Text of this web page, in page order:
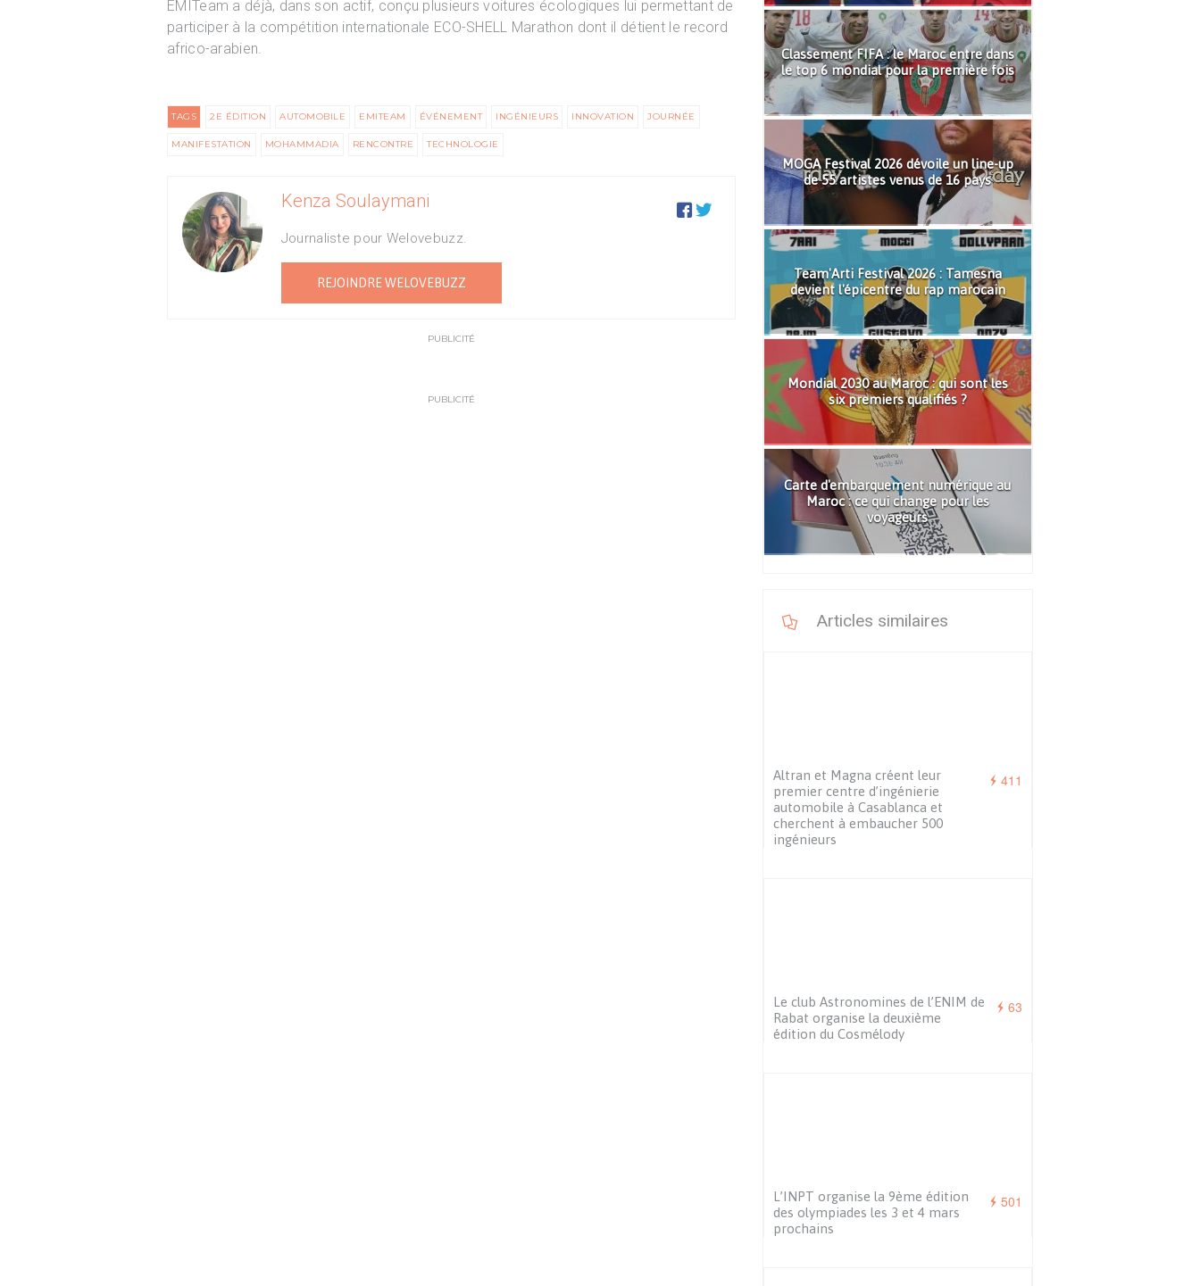
EMITeam a déjà, dans son actif, conçu plusieurs voitures écologiques lui permettant de
participer à la compétition internationale ECO-SHELL Marathon dont il détient le record
africo-arabien.
TAGS 2E ÉDITION AUTOMOBILE EMITEAM ÉVÉNEMENT INGÉNIEURS INNOVATION JOURNÉE
MANIFESTATION MOHAMMADIA RENCONTRE TECHNOLOGIE
Kenza Soulaymani 

Journaliste pour Welovebuzz.
REJOINDRE WELOVEBUZZ
PUBLICITÉ
PUBLICITÉ
Classement FIFA : le Maroc entre dans
le top 6 mondial pour la première fois
MOGA Festival 2026 dévoile un line-up
de 55 artistes venus de 16 pays
Team'Arti Festival 2026 : Tamesna
devient l'épicentre du rap marocain
Mondial 2030 au Maroc : qui sont les
six premiers qualifiés ?
Carte d'embarquement numérique au
Maroc : ce qui change pour les
voyageurs
Articles similaires
411
Altran et Magna créent leur
premier centre d’ingénierie
automobile à Casablanca et
cherchent à embaucher 500
ingénieurs
63
Le club Astronomines de l’ENIM de
Rabat organise la deuxième
édition du Cosmélody
501
L’INPT organise la 9ème édition
des olympiades les 3 et 4 mars
prochains